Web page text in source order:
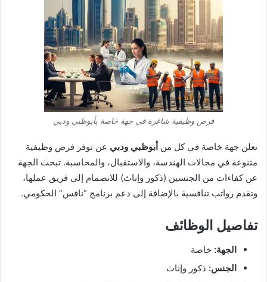
فرص وظيفية شاغرة في جهة خاصة بأبوظبي ودبي
تعلن جهة خاصة في كل من أبوظبي ودبي عن توفر فرص وظيفية
متنوعة في مجالات الهندسة، والاستقبال، والمحاسبة. تبحث الجهة
عن كفاءات من الجنسين (ذكور وإناث) للانضمام إلى فريق عملها،
وتقدم رواتب تنافسية بالإضافة إلى دعم برنامج “نافس” الحكومي.
تفاصيل الوظائف
الجهة: خاصة
الجنس: ذكور وإناث